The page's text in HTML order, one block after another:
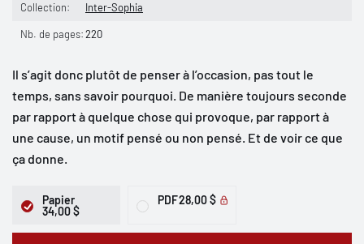
Collection: Inter-Sophia
Nb. de pages:220
Il s’agit donc plutôt de penser à l’occasion, pas tout le
temps, sans savoir pourquoi. De manière toujours seconde
par rapport à quelque chose qui provoque, par rapport à
une cause, un motif pensé ou non pensé. Et de voir ce que
ça donne.
Papier
34,00 $
PDF28,00 $